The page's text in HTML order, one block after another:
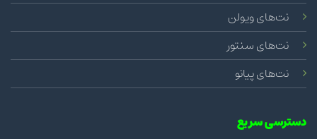
نت‌های ویولن
نت‌های سنتور
نت‌های پیانو
دسترسی سریع